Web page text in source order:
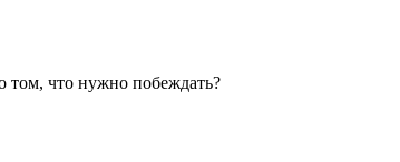
том, что нужно побеждать?